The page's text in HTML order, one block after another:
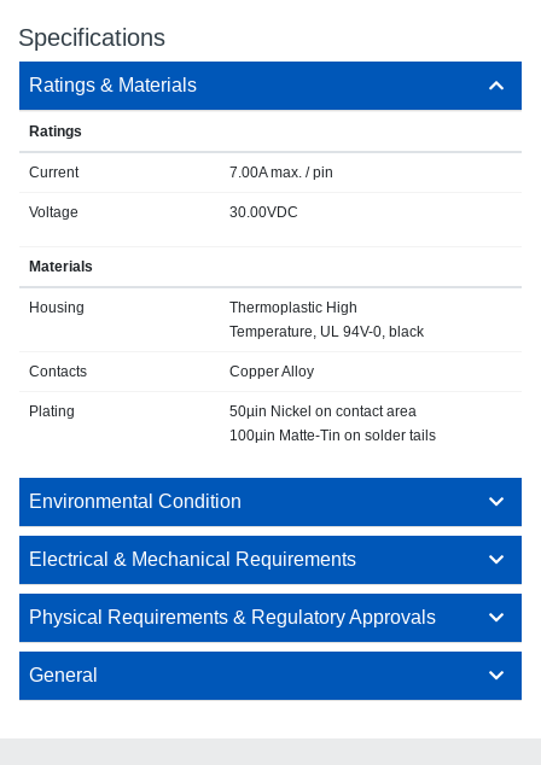
Specifications
Ratings & Materials
Ratings
Current 7.00A max. / pin
Voltage 30.00VDC
Materials
Housing
Thermoplastic High
Temperature, UL 94V-0, black
Contacts Copper Alloy
Plating
50µin Nickel on contact area
100µin Matte-Tin on solder tails
Environmental Condition
Electrical & Mechanical Requirements
Physical Requirements & Regulatory Approvals
General